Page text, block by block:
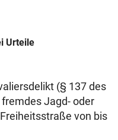
Urteile
(§ 137 des
Jagd- oder
von bis